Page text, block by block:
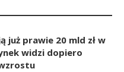
już prawie 20 mld zł w
widzi dopiero